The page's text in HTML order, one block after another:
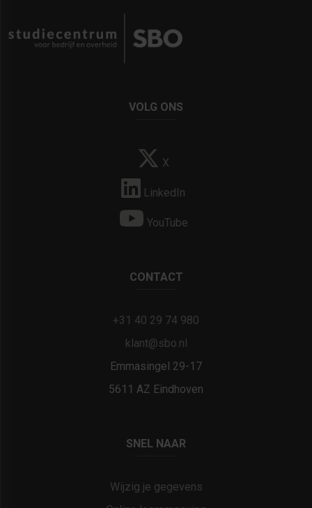
VOLG ONS
X
LinkedIn
YouTube
CONTACT
+31 40 29 74 980
klant@sbo.nl
Emmasingel 29-17
5611 AZ Eindhoven
SNEL NAAR
Wijzig je gegevens